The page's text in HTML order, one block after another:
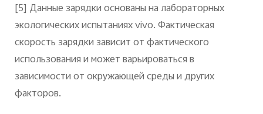
[5] Данные зарядки основаны на лабораторных
экологических испытаниях vivo. Фактическая
скорость зарядки зависит от фактического
использования и может варьироваться в
зависимости от окружающей среды и других
факторов.